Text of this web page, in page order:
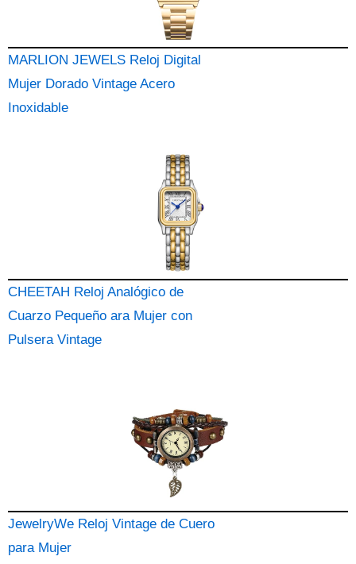
MARLION JEWELS Reloj Digital
Mujer Dorado Vintage Acero
Inoxidable
CHEETAH Reloj Analógico de
Cuarzo Pequeño ara Mujer con
Pulsera Vintage
JewelryWe Reloj Vintage de Cuero
para Mujer